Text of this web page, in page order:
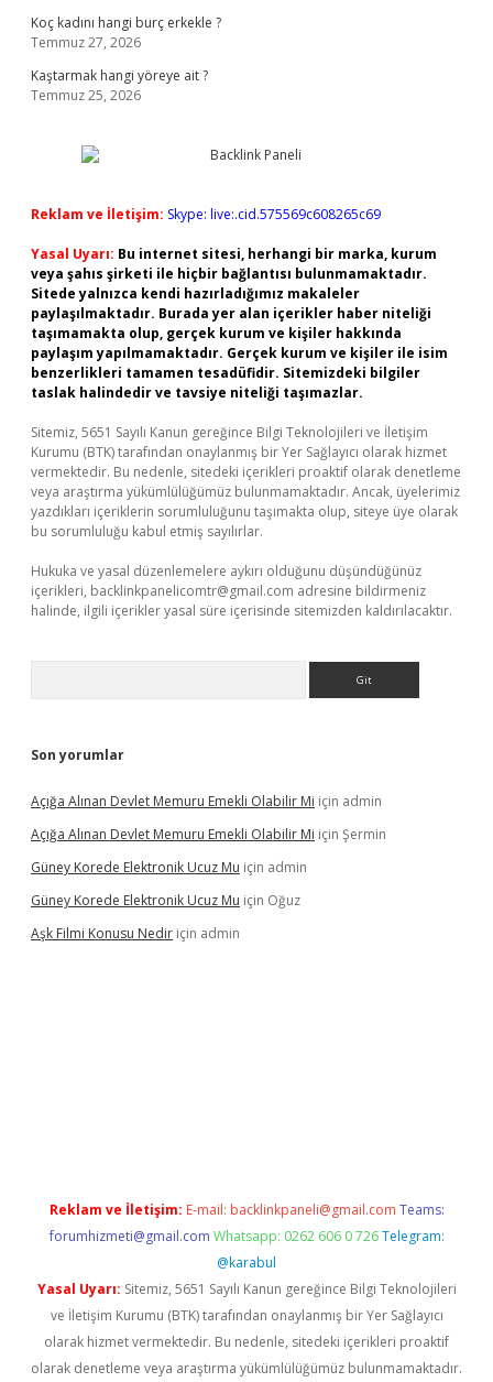
Koç kadını hangi burç erkekle ?
Temmuz 27, 2026
Kaştarmak hangi yöreye ait ?
Temmuz 25, 2026
Reklam ve İletişim: Skype: live:.cid.575569c608265c69
Yasal Uyarı: Bu internet sitesi, herhangi bir marka, kurum
veya şahıs şirketi ile hiçbir bağlantısı bulunmamaktadır.
Sitede yalnızca kendi hazırladığımız makaleler
paylaşılmaktadır. Burada yer alan içerikler haber niteliği
taşımamakta olup, gerçek kurum ve kişiler hakkında
paylaşım yapılmamaktadır. Gerçek kurum ve kişiler ile isim
benzerlikleri tamamen tesadüfidir. Sitemizdeki bilgiler
taslak halindedir ve tavsiye niteliği taşımazlar.
Sitemiz, 5651 Sayılı Kanun gereğince Bilgi Teknolojileri ve İletişim
Kurumu (BTK) tarafından onaylanmış bir Yer Sağlayıcı olarak hizmet
vermektedir. Bu nedenle, sitedeki içerikleri proaktif olarak denetleme
veya araştırma yükümlülüğümüz bulunmamaktadır. Ancak, üyelerimiz
yazdıkları içeriklerin sorumluluğunu taşımakta olup, siteye üye olarak
bu sorumluluğu kabul etmiş sayılırlar.
Hukuka ve yasal düzenlemelere aykırı olduğunu düşündüğünüz
içerikleri, backlinkpanelicomtr@gmail.com adresine bildirmeniz
halinde, ilgili içerikler yasal süre içerisinde sitemizden kaldırılacaktır.
Son yorumlar
Açığa Alınan Devlet Memuru Emekli Olabilir Mi için admin
Açığa Alınan Devlet Memuru Emekli Olabilir Mi için Şermin
Güney Korede Elektronik Ucuz Mu için admin
Güney Korede Elektronik Ucuz Mu için Oğuz
Aşk Filmi Konusu Nedir için admin
Reklam ve İletişim: E-mail: backlinkpaneli@gmail.com Teams:
forumhizmeti@gmail.com Whatsapp: 0262 606 0 726 Telegram:
@karabul
Yasal Uyarı: Sitemiz, 5651 Sayılı Kanun gereğince Bilgi Teknolojileri
ve İletişim Kurumu (BTK) tarafından onaylanmış bir Yer Sağlayıcı
olarak hizmet vermektedir. Bu nedenle, sitedeki içerikleri proaktif
olarak denetleme veya araştırma yükümlülüğümüz bulunmamaktadır.